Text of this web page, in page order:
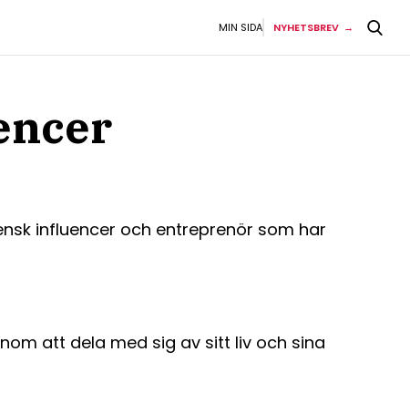
MIN SIDA NYHETSBREV
influencer och entreprenör som har
att dela med sig av sitt liv och sina